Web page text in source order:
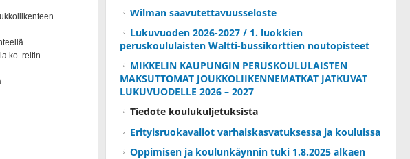
Wilman saavutettavuusseloste
Lukuvuoden 2026-2027 / 1. luokkien
peruskoululaisten Waltti-bussikorttien noutopisteet
MIKKELIN KAUPUNGIN PERUSKOULULAISTEN
MAKSUTTOMAT JOUKKOLIIKENNEMATKAT JATKUVAT
LUKUVUODELLE 2026 – 2027
Tiedote koulukuljetuksista
Erityisruokavaliot varhaiskasvatuksessa ja kouluissa
Oppimisen ja koulunkäynnin tuki 1.8.2025 alkaen